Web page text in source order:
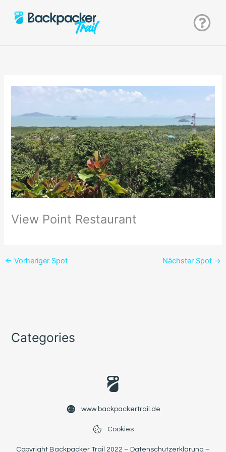
Inhalt
springen
View Point Restaurant
← Vorheriger Spot Nächster Spot →
Categories
www.backpackertrail.de
Cookies
Copyright Backpacker Trail 2022 – Datenschutzerklärung –